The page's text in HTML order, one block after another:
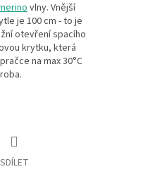
vlny. Vnější
je 100 cm - to je
otevření spacího
krytku, která
na max 30°C
SDÍLET